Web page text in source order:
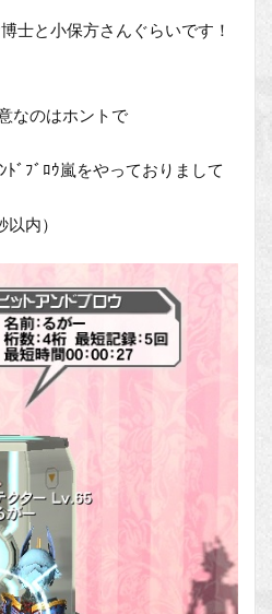
士と小保方さんぐらいです！
なのはホントで
ﾞﾌﾞﾛｳ嵐をやっておりまして
内）